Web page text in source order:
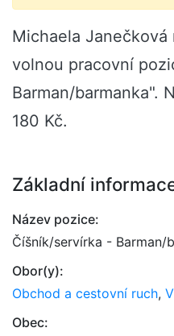
Michaela Janečková
volnou pracovní
Barman/barmanka".
180 Kč.
Základní
Název pozice:
Číšník/servírka - Barman/
Obor(y):
Obchod a cestovní ruch,
Obec: